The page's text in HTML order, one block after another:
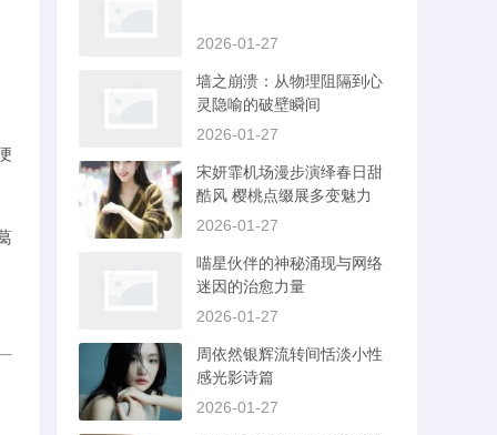
2026-01-27
墙之崩溃：从物理阻隔到心
灵隐喻的破壁瞬间
2026-01-27
宋妍霏机场漫步演绎春日甜
酷风 樱桃点缀展多变魅力
2026-01-27
喵星伙伴的神秘涌现与网络
迷因的治愈力量
2026-01-27
周依然银辉流转间恬淡小性
感光影诗篇
2026-01-27